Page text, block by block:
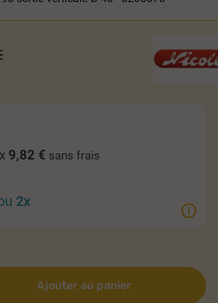
9,82 € sans frais
2x
Ajouter au panier